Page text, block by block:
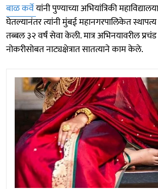
बाळ कर्वेयांनी पुण्याच्या अभियांत्रिकी
घेतल्यानंतर त्यांनी मुंबई महानगरपालिकेत
तब्बल ३२ वर्षं सेवा केली. मात्र अभिनयावरील प्रचंड
नोकरीसोबत नाट्यक्षेत्रात सातत्याने काम केले.